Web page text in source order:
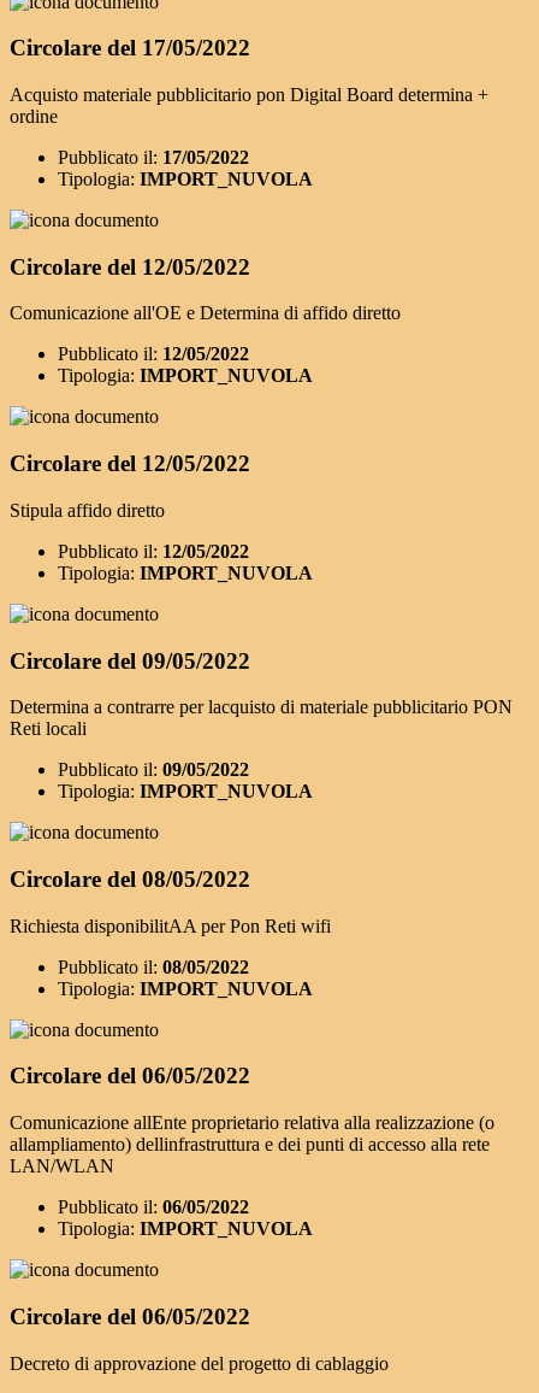
Circolare del 17/05/2022
Acquisto materiale pubblicitario pon Digital Board determina +
ordine
Pubblicato il: 17/05/2022
Tipologia: IMPORT_NUVOLA
Circolare del 12/05/2022
Comunicazione all'OE e Determina di affido diretto
Pubblicato il: 12/05/2022
Tipologia: IMPORT_NUVOLA
Circolare del 12/05/2022
Stipula affido diretto
Pubblicato il: 12/05/2022
Tipologia: IMPORT_NUVOLA
Circolare del 09/05/2022
Determina a contrarre per lacquisto di materiale pubblicitario PON
Reti locali
Pubblicato il: 09/05/2022
Tipologia: IMPORT_NUVOLA
Circolare del 08/05/2022
Richiesta disponibilitAA per Pon Reti wifi
Pubblicato il: 08/05/2022
Tipologia: IMPORT_NUVOLA
Circolare del 06/05/2022
Comunicazione allEnte proprietario relativa alla realizzazione (o
allampliamento) dellinfrastruttura e dei punti di accesso alla rete
LAN/WLAN
Pubblicato il: 06/05/2022
Tipologia: IMPORT_NUVOLA
Circolare del 06/05/2022
Decreto di approvazione del progetto di cablaggio